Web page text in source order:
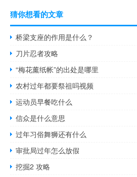
猜你想看的文章
桥梁支座的作用是什么？
刀片忍者攻略
“梅花薰纸帐”的出处是哪里
农村过年都要祭祖吗视频
运动员早餐吃什么
信众是什么意思
过年习俗舞狮还有什么
审批局过年怎么放假
挖掘2 攻略